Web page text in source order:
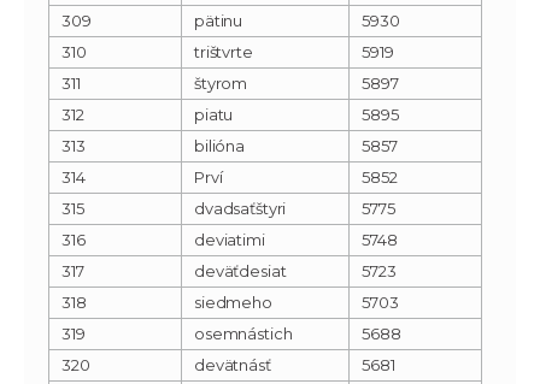
309
pätinu
5930
310
trištvrte
5919
311
štyrom
5897
312
piatu
5895
313
bilióna
5857
314
Prví
5852
315
dvadsaťštyri
5775
316
deviatimi
5748
317
deväťdesiat
5723
318
siedmeho
5703
319
osemnástich
5688
320
devätnásť
5681